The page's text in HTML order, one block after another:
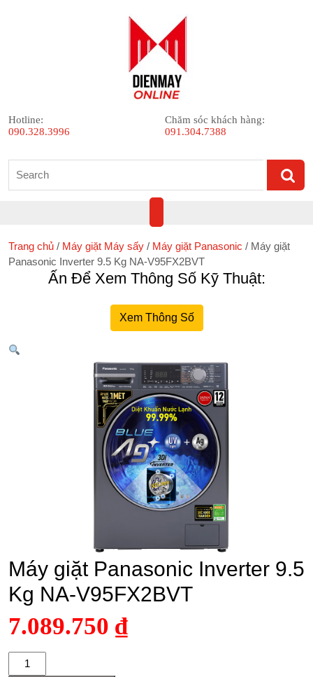
Hotline:
090.328.3996
Chăm sóc khách hàng:
091.304.7388
for:
Button
Trang chủ / Máy giặt Máy sấy / Máy giặt Panasonic / Máy giặt
Panasonic Inverter 9.5 Kg NA-V95FX2BVT
Ấn Để Xem Thông Số Kỹ Thuật:
Xem Thông Số
Máy giặt Panasonic Inverter 9.5
Kg NA-V95FX2BVT
7.089.750 ₫
Máy giặt Panasonic Inverter 9.5 Kg NA-V95FX2BVT số lượng